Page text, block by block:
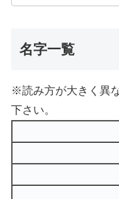
名字一覧
※読み方が大きく異
下さい。